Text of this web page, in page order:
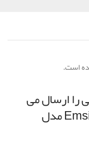
است.
را ارسال می
کنید برای “فشار سنج مچی Emsig مدل